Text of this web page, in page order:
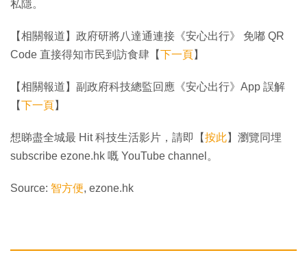
私隱。
【相關報道】政府研將八達通連接《安心出行》 免嘟 QR
Code 直接得知市民到訪食肆【下一頁】
【相關報道】副政府科技總監回應《安心出行》App 誤解
【下一頁】
想睇盡全城最 Hit 科技生活影片，請即【按此】瀏覽同埋
subscribe ezone.hk 嘅 YouTube channel。
Source: 智方便, ezone.hk